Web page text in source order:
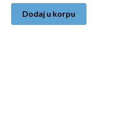
Dodaj u korpu